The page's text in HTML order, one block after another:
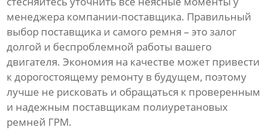
менеджера компании-поставщика. Правильный
выбор поставщика и самого ремня – это залог
долгой и беспроблемной работы вашего
двигателя. Экономия на качестве может привести
к дорогостоящему ремонту в будущем, поэтому
лучше не рисковать и обращаться к проверенным
и надежным поставщикам полиуретановых
ремней ГРМ.